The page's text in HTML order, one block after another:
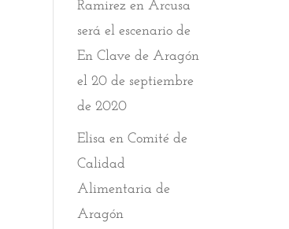
Ramirez enArcusa
será el escenario de
En Clave de Aragón
el 20 de septiembre
de 2020
Elisa enComité de
Calidad
Alimentaria de
Aragón